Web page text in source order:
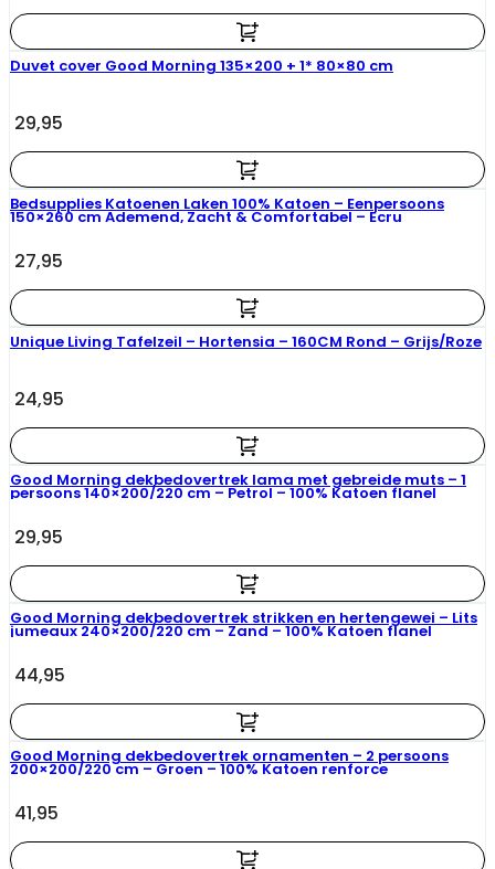
Duvet cover Good Morning 135×200 + 1* 80×80 cm
29,95
Bedsupplies Katoenen Laken 100% Katoen – Eenpersoons
150×260 cm Ademend, Zacht & Comfortabel – Ecru
27,95
Unique Living Tafelzeil – Hortensia – 160CM Rond – Grijs/Roze
24,95
Good Morning dekbedovertrek lama met gebreide muts – 1
persoons 140×200/220 cm – Petrol – 100% Katoen flanel
29,95
Good Morning dekbedovertrek strikken en hertengewei – Lits
jumeaux 240×200/220 cm – Zand – 100% Katoen flanel
44,95
Good Morning dekbedovertrek ornamenten – 2 persoons
200×200/220 cm – Groen – 100% Katoen renforce
41,95